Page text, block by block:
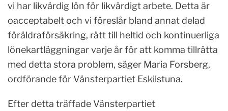
vi har likvärdig lön för likvärdigt arbete. Detta är
oacceptabelt och vi föreslår bland annat delad
föräldraförsäkring, rätt till heltid och kontinuerliga
lönekartläggningar varje år för att komma tillrätta
med detta stora problem, säger Maria Forsberg,
ordförande för Vänsterpartiet Eskilstuna.
Efter detta träffade Vänsterpartiet